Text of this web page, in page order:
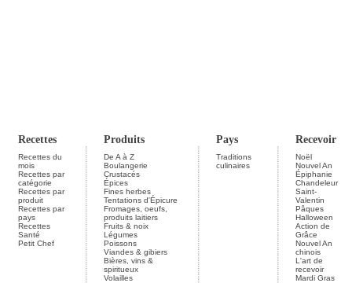
Recettes Produits Pays Recevoir
Recettes du
mois
Recettes par
catégorie
Recettes par
produit
Recettes par
pays
Recettes
Santé
Petit Chef
De A à Z
Boulangerie
Crustacés
Épices
Fines herbes
Tentations d'Épicure
Fromages, oeufs,
produits laitiers
Fruits & noix
Légumes
Poissons
Viandes & gibiers
Bières, vins &
spiritueux
Volailles
Traditions
culinaires
Noël
Nouvel An
Épiphanie
Chandeleur
Saint-
Valentin
Pâques
Halloween
Action de
Grâce
Nouvel An
chinois
L'art de
recevoir
Mardi Gras